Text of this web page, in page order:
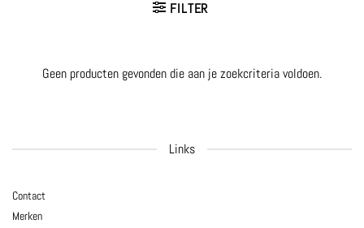
FILTER
Geen producten gevonden die aan je zoekcriteria voldoen.
Links
Contact
Merken